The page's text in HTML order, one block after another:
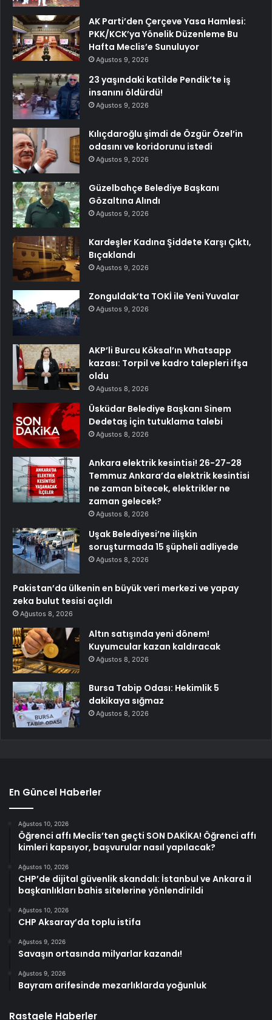
AK Parti’den Çerçeve Yasa Hamlesi:
PKK/KCK’ya Yönelik Düzenleme Bu
Hafta Meclis’e Sunuluyor
Ağustos 9, 2026
23 yaşındaki katilde Pendik’te iş
insanını öldürdü!
Ağustos 9, 2026
Kılıçdaroğlu şimdi de Özgür Özel’in
odasını ve koridorunu istedi
Ağustos 9, 2026
Güzelbahçe Belediye Başkanı
Gözaltına Alındı
Ağustos 9, 2026
Kardeşler Kadına Şiddete Karşı Çıktı,
Bıçaklandı
Ağustos 9, 2026
Zonguldak’ta TOKİ ile Yeni Yuvalar
Ağustos 9, 2026
AKP’li Burcu Köksal’ın Whatsapp
kazası: Torpil ve kadro talepleri ifşa
oldu
Ağustos 8, 2026
Üsküdar Belediye Başkanı Sinem
Dedetaş için tutuklama talebi
Ağustos 8, 2026
Ankara elektrik kesintisi! 26-27-28
Temmuz Ankara’da elektrik kesintisi
ne zaman bitecek, elektrikler ne
zaman gelecek?
Ağustos 8, 2026
Uşak Belediyesi’ne ilişkin
soruşturmada 15 şüpheli adliyede
Ağustos 8, 2026
Pakistan’da ülkenin en büyük veri merkezi ve yapay
zeka bulut tesisi açıldı
Ağustos 8, 2026
Altın satışında yeni dönem!
Kuyumcular kazan kaldıracak
Ağustos 8, 2026
Bursa Tabip Odası: Hekimlik 5
dakikaya sığmaz
Ağustos 8, 2026
En Güncel Haberler
Ağustos 10, 2026
Öğrenci affı Meclis’ten geçti SON DAKİKA! Öğrenci affı
kimleri kapsıyor, başvurular nasıl yapılacak?
Ağustos 10, 2026
CHP’de dijital güvenlik skandalı: İstanbul ve Ankara il
başkanlıkları bahis sitelerine yönlendirildi
Ağustos 10, 2026
CHP Aksaray’da toplu istifa
Ağustos 9, 2026
Savaşın ortasında milyarlar kazandı!
Ağustos 9, 2026
Bayram arifesinde mezarlıklarda yoğunluk
Rastgele Haberler